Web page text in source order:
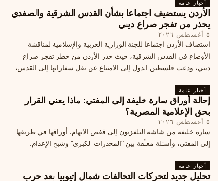
أخبار عامة
الأردن يستضيف اجتماعا بشأن القدس الشرقية والصفدي
يحذر من تفجر صراع ديني
٥ أغسطس ٢٠٢٦
استضاف الأردن اجتماعا للجنة الوزارية العربية والإسلامية لمناقشة
الأوضاع في القدس الشرقية، حيث حذر الأردن من خطر تفجر صراع
ديني، ودعت فلسطين الدول إلى الامتناع عن نقل سفاراتها إلى القدس،
أخبار عامة
إحالة أوراق سارة خليفة إلى المفتي: ماذا يعني القرار
بحق الإعلامية المصرية؟
٥ أغسطس ٢٠٢٦
سارة خليفة من شاشة التلفزيون إلى قفص الاتهام. أوراقها في طريقها
إلى المفتي، وأسئلة معلّقة بين “المخدرات الكبرى” وشبح الإعدام.
أخبار عامة
تحليل جديد لتحركات التحالفات شمال إثيوبيا بعد حرب